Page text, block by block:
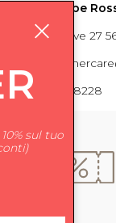
La Volpe
Via Piave 27
0571498228
sul tuo